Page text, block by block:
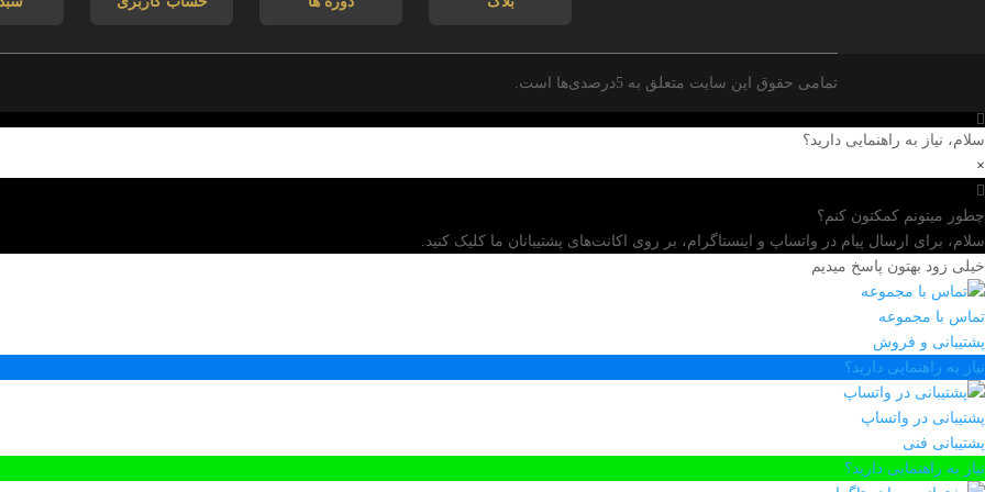
تمامی حقوق این سایت متعلق به 5درصدی‌ها است.
سلام، نیاز به راهنمایی دارید؟
×
چطور میتونم کمکتون کنم؟
سلام، برای ارسال پیام در واتساپ و اینستاگرام، بر روی اکانت‌های پشتیبانان ما کلیک کنید.
خیلی زود بهتون پاسخ میدیم
تماس با مجموعه
پشتیبانی و فروش
نیاز به راهنمایی دارید؟
پشتیبانی در واتساپ
پشتیبانی فنی
نیاز به راهنمایی دارید؟